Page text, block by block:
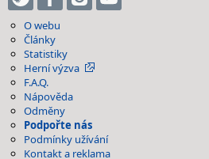
O webu
Články
Statistiky
Herní výzva
F.A.Q.
Nápověda
Odměny
Podpořte nás
Podmínky užívání
Kontakt a reklama